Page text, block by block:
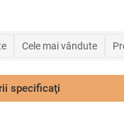
Cele mai vândute
specificaţi